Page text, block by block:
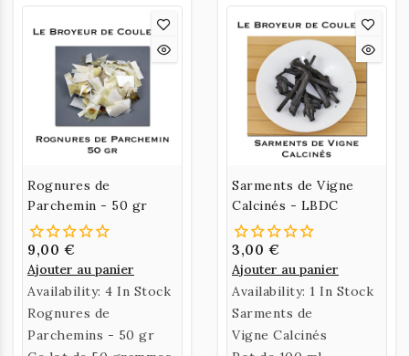
Rognures de
Parchemin - 50 gr
9,00 €
Ajouter au panier
Availability: 4 In Stock
Rognures de
Parchemins - 50 gr
Sarments de Vigne
Calcinés - LBDC
3,00 €
Ajouter au panier
Availability: 1 In Stock
Sarments de
Vigne Calcinés